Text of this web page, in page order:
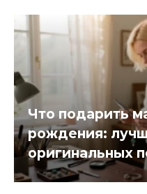
Что подарить
рождения:
оригинальных